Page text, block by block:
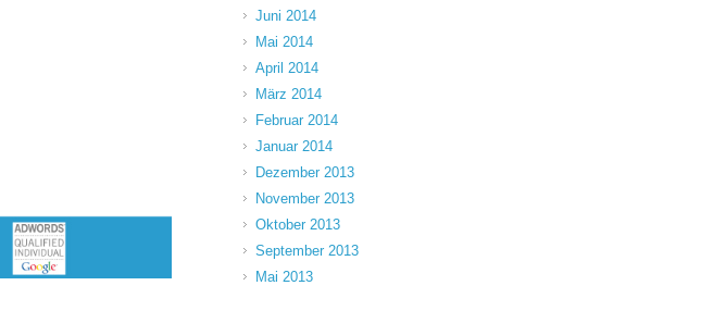
Juni 2014
Mai 2014
April 2014
März 2014
Februar 2014
Januar 2014
Dezember 2013
November 2013
Oktober 2013
September 2013
Mai 2013